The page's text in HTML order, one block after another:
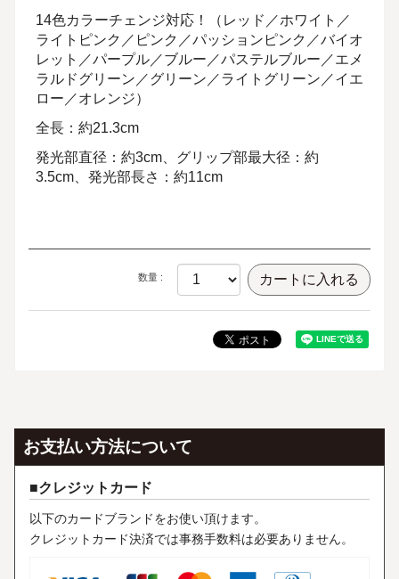
14色カラーチェンジ対応！（レッド／ホワイト／
ライトピンク／ピンク／パッションピンク／バイオ
レット／パープル／ブルー／パステルブルー／エメ
ラルドグリーン／グリーン／ライトグリーン／イエ
ロー／オレンジ）
全長：約21.3cm
発光部直径：約3cm、グリップ部最大径：約
3.5cm、発光部長さ：約11cm
数量 :
お支払い方法について
クレジットカード
以下のカードブランドをお使い頂けます。
クレジットカード決済では事務手数料は必要ありません。